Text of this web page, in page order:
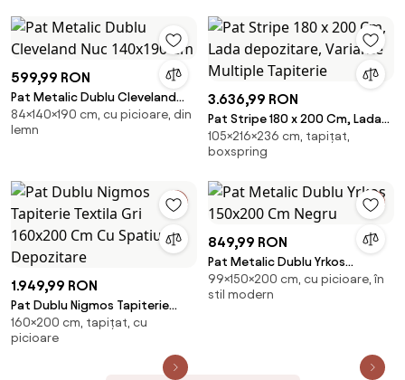
599,99 RON
Pat Metalic Dublu Cleveland
Nuc 140x190 Cm
84×140×190 cm, cu picioare, din
lemn
3.636,99 RON
Pat Stripe 180 x 200 Cm, Lada
depozitare, Variante Multiple
Tapiterie
105×216×236 cm, tapițat,
boxspring
1.949,99 RON
Pat Dublu Nigmos Tapiterie
Textila Gri 160x200 Cm Cu
Spatiu Depozitare
160×200 cm, tapițat, cu
picioare
849,99 RON
Pat Metalic Dublu Yrkos
150x200 Cm Negru
99×150×200 cm, cu picioare, în
stil modern